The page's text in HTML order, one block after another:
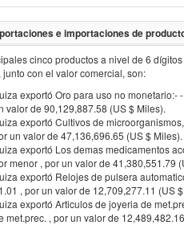
e importaciones de
cinco productos a nivel de 6
, junto con el valor comercial, son:
exportó Oro para uso no monetario:-
valor de 90,129,887.58 (US $ Miles).
exportó Cultivos de
un valor de 47,136,696.65 (US $ Miles).
exportó Los demas medicamentos
menor , por un valor de 41,380,551.79
exportó Relojes de pulsera
, por un valor de 12,709,277.11 (US
exportó Articulos de joyeria de
met.prec. , por un valor de